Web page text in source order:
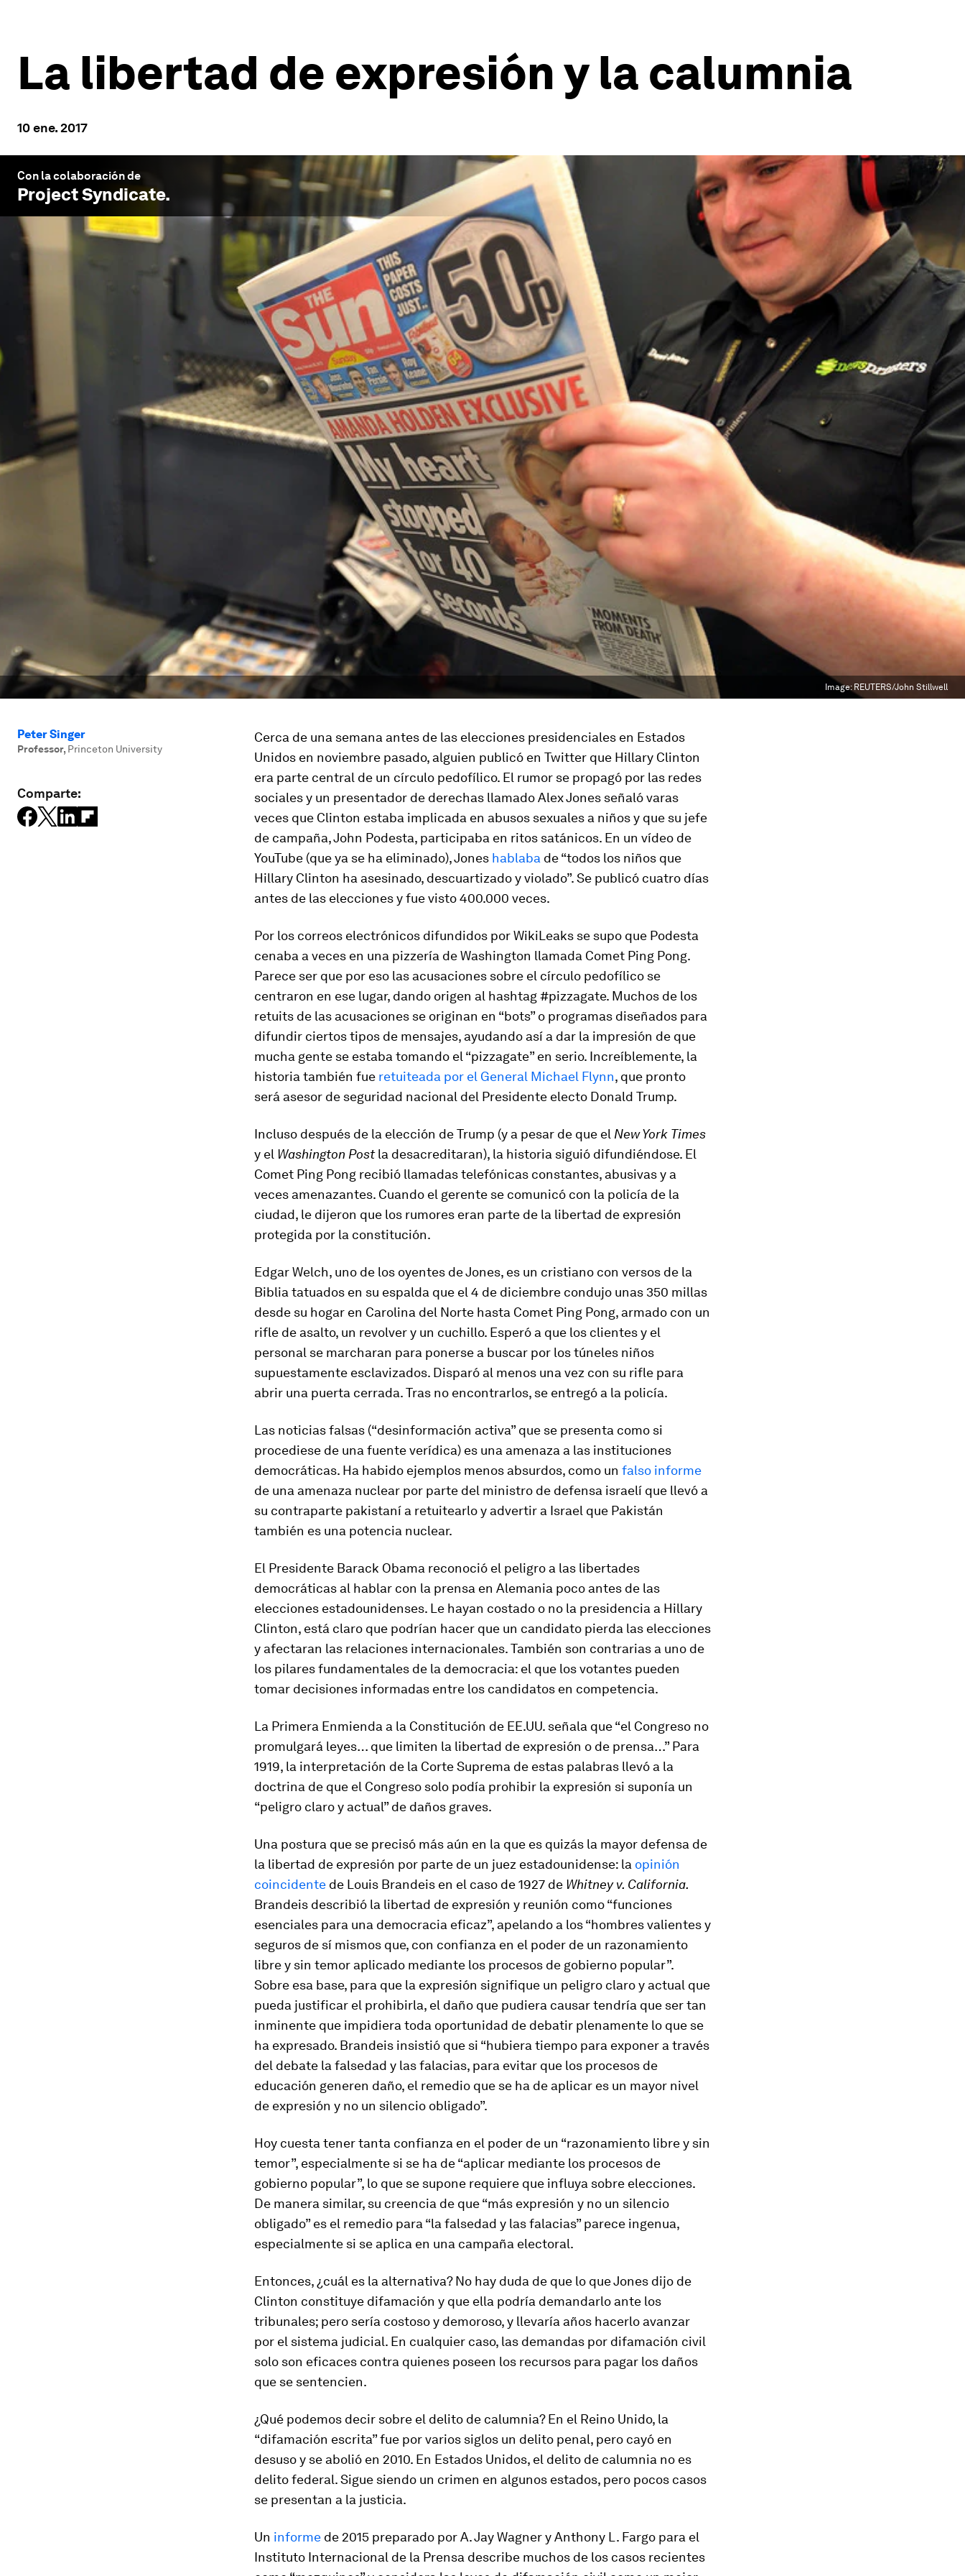
La libertad de expresión y la calumnia
10 ene. 2017
Con la colaboración de
Project Syndicate.
Image: REUTERS/John Stillwell
Peter Singer
Professor, Princeton University
Comparte:
Cerca de una semana antes de las elecciones presidenciales en Estados
Unidos en noviembre pasado, alguien publicó en Twitter que Hillary Clinton
era parte central de un círculo pedofílico. El rumor se propagó por las redes
sociales y un presentador de derechas llamado Alex Jones señaló varas
veces que Clinton estaba implicada en abusos sexuales a niños y que su jefe
de campaña, John Podesta, participaba en ritos satánicos. En un vídeo de
YouTube (que ya se ha eliminado), Jones hablaba de “todos los niños que
Hillary Clinton ha asesinado, descuartizado y violado”. Se publicó cuatro días
antes de las elecciones y fue visto 400.000 veces.
Por los correos electrónicos difundidos por WikiLeaks se supo que Podesta
cenaba a veces en una pizzería de Washington llamada Comet Ping Pong.
Parece ser que por eso las acusaciones sobre el círculo pedofílico se
centraron en ese lugar, dando origen al hashtag #pizzagate. Muchos de los
retuits de las acusaciones se originan en “bots” o programas diseñados para
difundir ciertos tipos de mensajes, ayudando así a dar la impresión de que
mucha gente se estaba tomando el “pizzagate” en serio. Increíblemente, la
historia también fue retuiteada por el General Michael Flynn, que pronto
será asesor de seguridad nacional del Presidente electo Donald Trump.
Incluso después de la elección de Trump (y a pesar de que el New York Times
y el Washington Postla desacreditaran), la historia siguió difundiéndose. El
Comet Ping Pong recibió llamadas telefónicas constantes, abusivas y a
veces amenazantes. Cuando el gerente se comunicó con la policía de la
ciudad, le dijeron que los rumores eran parte de la libertad de expresión
protegida por la constitución.
Edgar Welch, uno de los oyentes de Jones, es un cristiano con versos de la
Biblia tatuados en su espalda que el 4 de diciembre condujo unas 350 millas
desde su hogar en Carolina del Norte hasta Comet Ping Pong, armado con un
rifle de asalto, un revolver y un cuchillo. Esperó a que los clientes y el
personal se marcharan para ponerse a buscar por los túneles niños
supuestamente esclavizados. Disparó al menos una vez con su rifle para
abrir una puerta cerrada. Tras no encontrarlos, se entregó a la policía.
Las noticias falsas (“desinformación activa” que se presenta como si
procediese de una fuente verídica) es una amenaza a las instituciones
democráticas. Ha habido ejemplos menos absurdos, como un falso informe
de una amenaza nuclear por parte del ministro de defensa israelí que llevó a
su contraparte pakistaní a retuitearlo y advertir a Israel que Pakistán
también es una potencia nuclear.
El Presidente Barack Obama reconoció el peligro a las libertades
democráticas al hablar con la prensa en Alemania poco antes de las
elecciones estadounidenses. Le hayan costado o no la presidencia a Hillary
Clinton, está claro que podrían hacer que un candidato pierda las elecciones
y afectaran las relaciones internacionales. También son contrarias a uno de
los pilares fundamentales de la democracia: el que los votantes pueden
tomar decisiones informadas entre los candidatos en competencia.
La Primera Enmienda a la Constitución de EE.UU. señala que “el Congreso no
promulgará leyes… que limiten la libertad de expresión o de prensa…” Para
1919, la interpretación de la Corte Suprema de estas palabras llevó a la
doctrina de que el Congreso solo podía prohibir la expresión si suponía un
“peligro claro y actual” de daños graves.
Una postura que se precisó más aún en la que es quizás la mayor defensa de
la libertad de expresión por parte de un juez estadounidense: la opinión
coincidente de Louis Brandeis en el caso de 1927 de Whitney v. California.
Brandeis describió la libertad de expresión y reunión como “funciones
esenciales para una democracia eficaz”, apelando a los “hombres valientes y
seguros de sí mismos que, con confianza en el poder de un razonamiento
libre y sin temor aplicado mediante los procesos de gobierno popular”.
Sobre esa base, para que la expresión signifique un peligro claro y actual que
pueda justificar el prohibirla, el daño que pudiera causar tendría que ser tan
inminente que impidiera toda oportunidad de debatir plenamente lo que se
ha expresado. Brandeis insistió que si “hubiera tiempo para exponer a través
del debate la falsedad y las falacias, para evitar que los procesos de
educación generen daño, el remedio que se ha de aplicar es un mayor nivel
de expresión y no un silencio obligado”.
Hoy cuesta tener tanta confianza en el poder de un “razonamiento libre y sin
temor”, especialmente si se ha de “aplicar mediante los procesos de
gobierno popular”, lo que se supone requiere que influya sobre elecciones.
De manera similar, su creencia de que “más expresión y no un silencio
obligado” es el remedio para “la falsedad y las falacias” parece ingenua,
especialmente si se aplica en una campaña electoral.
Entonces, ¿cuál es la alternativa? No hay duda de que lo que Jones dijo de
Clinton constituye difamación y que ella podría demandarlo ante los
tribunales; pero sería costoso y demoroso, y llevaría años hacerlo avanzar
por el sistema judicial. En cualquier caso, las demandas por difamación civil
solo son eficaces contra quienes poseen los recursos para pagar los daños
que se sentencien.
¿Qué podemos decir sobre el delito de calumnia? En el Reino Unido, la
“difamación escrita” fue por varios siglos un delito penal, pero cayó en
desuso y se abolió en 2010. En Estados Unidos, el delito de calumnia no es
delito federal. Sigue siendo un crimen en algunos estados, pero pocos casos
se presentan a la justicia.
Un informe de 2015 preparado por A. Jay Wagner y Anthony L. Fargo para el
Instituto Internacional de la Prensa describe muchos de los casos recientes